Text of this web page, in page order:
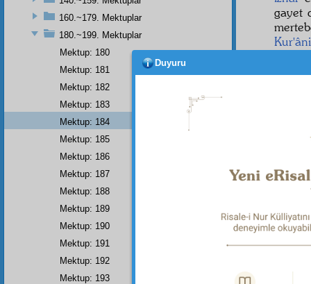
gayet
160.~179. Mektuplar
180.~199. Mektuplar
Mektup: 180
Mektup: 181
Mektup: 182
Mektup: 183
Mektup: 184
Mektup: 185
Mektup: 186
Mektup: 187
Mektup: 188
Mektup: 189
Mektup: 190
Mektup: 191
Mektup: 192
Mektup: 193
Duyuru